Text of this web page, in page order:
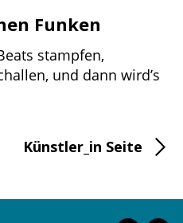
Funken
stampfen,
und dann wird’s
Künstler_in Seite